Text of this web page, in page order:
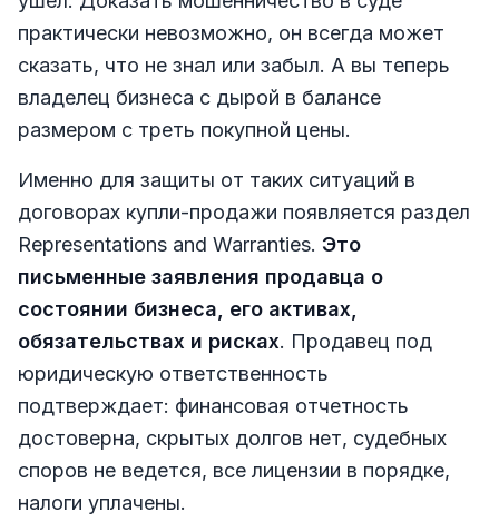
практически невозможно, он всегда может
сказать, что не знал или забыл. А вы теперь
владелец бизнеса с дырой в балансе
размером с треть покупной цены.
Именно для защиты от таких ситуаций в
договорах купли-продажи появляется раздел
Representations and Warranties. Это
письменные заявления продавца о
состоянии бизнеса, его активах,
обязательствах и рисках. Продавец под
юридическую ответственность
подтверждает: финансовая отчетность
достоверна, скрытых долгов нет, судебных
споров не ведется, все лицензии в порядке,
налоги уплачены.